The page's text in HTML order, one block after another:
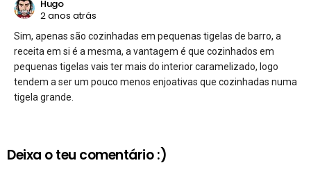
Hugo
2 anos atrás
Sim, apenas são cozinhadas em pequenas tigelas de barro, a
receita em si é a mesma, a vantagem é que cozinhados em
pequenas tigelas vais ter mais do interior caramelizado, logo
tendem a ser um pouco menos enjoativas que cozinhadas numa
tigela grande.
Deixa o teu comentário :)